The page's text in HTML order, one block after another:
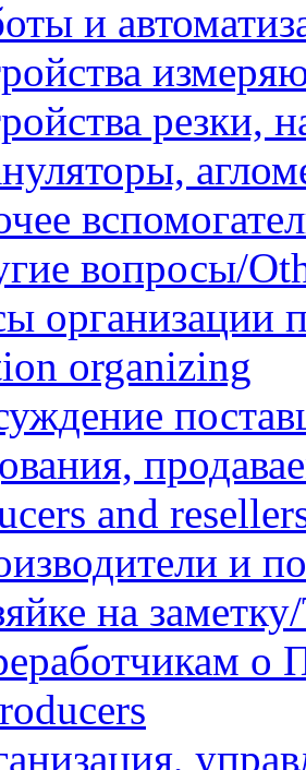
и
резки,
вопросы/
организации
organizing
and
и
на
о